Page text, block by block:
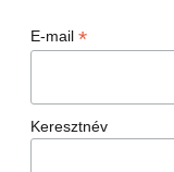
E-mail *
Keresztnév